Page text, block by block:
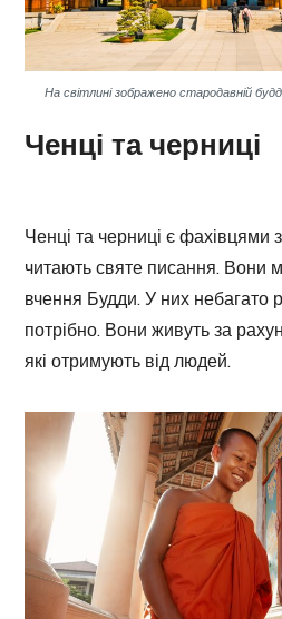
На світлині зображено стародавній
Ченці та черниці
Ченці та черниці є фахівцями
читають святе писання. Вони
вчення Будди. У них небагато
потрібно. Вони живуть за
які отримують від людей.